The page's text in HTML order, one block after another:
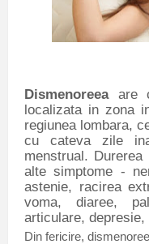
Dismenoreeaare
localizata in zona
regiunea lombara,
cu cateva zile
menstrual.
alte simptome -
astenie, racirea
voma, diaree,
articulare, depresie,
Din fericire,